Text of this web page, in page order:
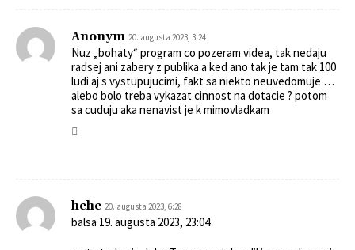
Anonym 20. augusta 2023, 3:24
Nuz „bohaty“ program co pozeram videa, tak nedaju
radsej ani zabery z publika a ked ano tak je tam tak 100
ludi aj s vystupujucimi, fakt sa niekto neuvedomuje …
alebo bolo treba vykazat cinnost na dotacie ? potom
sa cuduju aka nenavist je k mimovladkam
hehe 20. augusta 2023, 6:28
balsa 19. augusta 2023, 23:04